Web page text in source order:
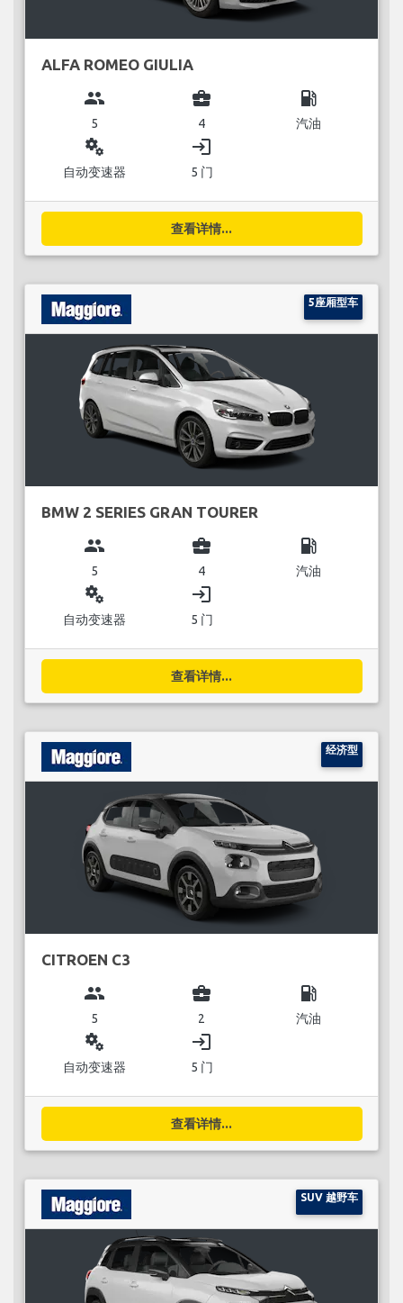
ALFA ROMEO GIULIA
group
5
business_center
4
local_gas_station
汽油
miscellaneous_services
自动变速器
login
5 门
查看详情...
5座厢型车
BMW 2 SERIES GRAN TOURER
group
5
business_center
4
local_gas_station
汽油
miscellaneous_services
自动变速器
login
5 门
查看详情...
经济型
CITROEN C3
group
5
business_center
2
local_gas_station
汽油
miscellaneous_services
自动变速器
login
5 门
查看详情...
SUV 越野车